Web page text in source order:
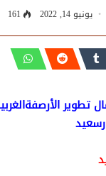
يونيو 14, 2022 161
تطوير